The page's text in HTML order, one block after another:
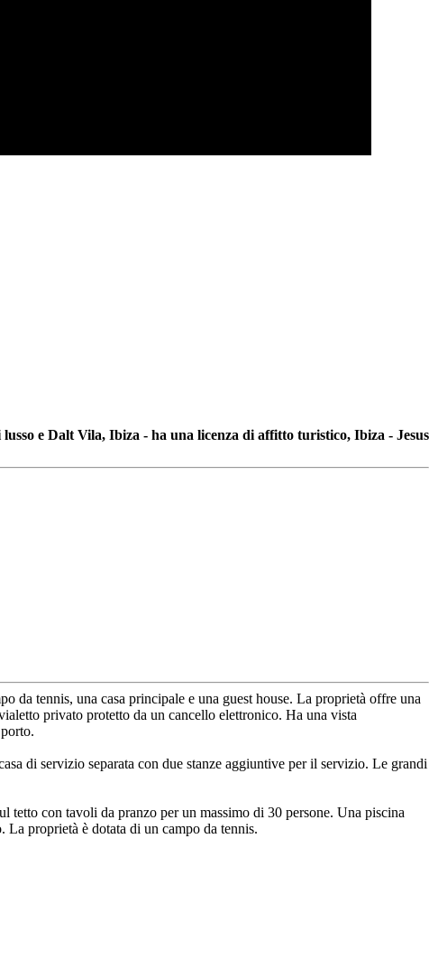
e Dalt Vila, Ibiza - ha una licenza di affitto turistico, Ibiza - Jesus
tennis, una casa principale e una guest house. La proprietà offre una
privato protetto da un cancello elettronico. Ha una vista
di servizio separata con due stanze aggiuntive per il servizio. Le grandi
tetto con tavoli da pranzo per un massimo di 30 persone. Una piscina
La proprietà è dotata di un campo da tennis.